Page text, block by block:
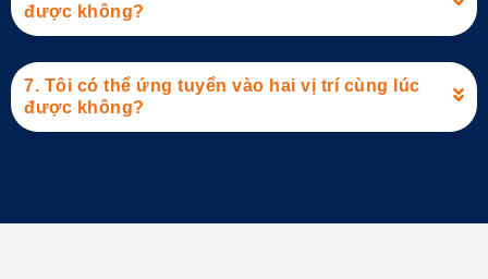
được không?
7. Tôi có thể ứng tuyển vào hai vị trí cùng lúc
được không?